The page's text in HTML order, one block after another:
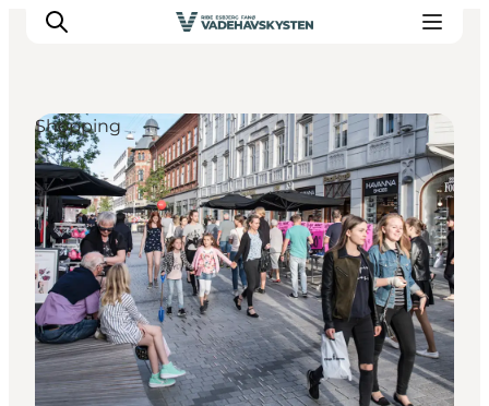
Oplev Ribe
Oplev Esbjerg
Oplev Fanø
Oplev Mandø
Oplev Vadehavet
Det Sker
Shopping